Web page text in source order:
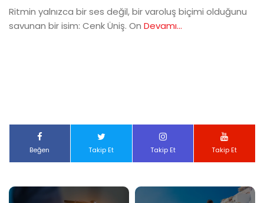
Ritmin yalnızca bir ses değil, bir varoluş biçimi olduğunu
savunan bir isim: Cenk Üniş. On Devamı...
Beğen Takip Et Takip Et Takip Et